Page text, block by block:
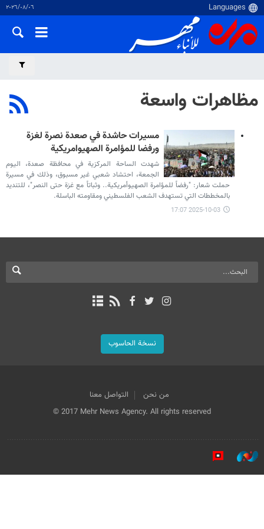
٠٦‏/٠٨‏/٢٠٢٦
مظاهرات واسعة
مسيرات حاشدة في صعدة نصرة لغزة
ورفضا للمؤامرة الصهيوامريكية
شهدت الساحة المركزية في محافظة صعدة، اليوم
الجمعة، احتشاد شعبي غير مسبوق، وذلك في مسيرة
حملت شعار: "رفضاً للمؤامرة الصهيوأمريكية.. وثباتاً مع غزة حتى النصر"، للتنديد
بالمخططات التي تستهدف الشعب الفلسطيني ومقاومته الباسلة.
2025-10-03 17:07
نسخة الحاسوب
من نحن
التواصل معنا
© 2017 Mehr News Agency. All rights reserved